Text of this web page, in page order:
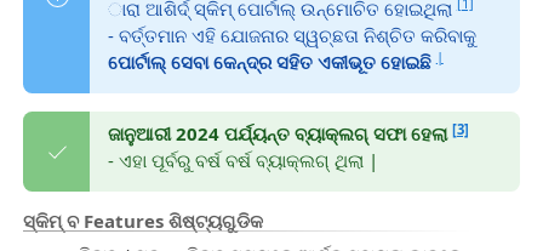
ାରା ଆଶିର୍ଦ୍ ସ୍କିମ୍ ପୋର୍ଟାଲ୍ ଉନ୍ମୋଚିତ ହୋଇଥିଲା
- ବର୍ତ୍ତମାନ ଏହି ଯୋଜନାର ସ୍ୱଚ୍ଛତା ନିଶ୍ଚିତ କରିବାକୁ
ପୋର୍ଟାଲ୍ ସେବା କେନ୍ଦ୍ର ସହିତ ଏକୀଭୂତ ହୋଇଛି |
ଜାନୁଆରୀ 2024 ପର୍ଯ୍ୟନ୍ତ ବ୍ୟାକ୍ଲଗ୍ ସଫା ହେଲା [3]
- ଏହା ପୂର୍ବରୁ ବର୍ଷ ବର୍ଷ ବ୍ୟାକ୍ଲଗ୍ ଥିଲା |
ସ୍କିମ୍ ବ Features ଶିଷ୍ଟ୍ୟଗୁଡିକ